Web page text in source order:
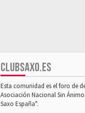
CLUBSAXO.ES
Esta comunidad es el foro de
Asociación Nacional Sin
Saxo España".